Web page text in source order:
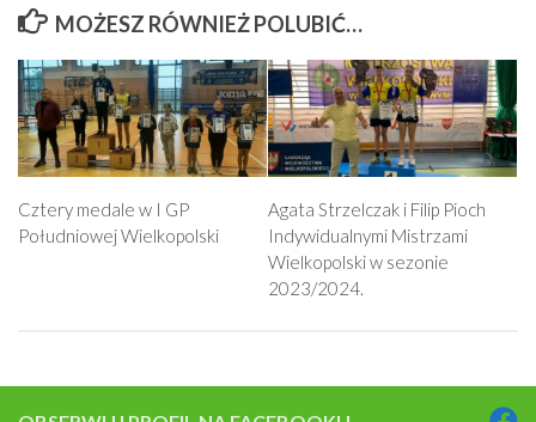
MOŻESZ RÓWNIEŻ POLUBIĆ…
Cztery medale w I GP
Południowej Wielkopolski
Agata Strzelczak i Filip Pioch
Indywidualnymi Mistrzami
Wielkopolski w sezonie
2023/2024.